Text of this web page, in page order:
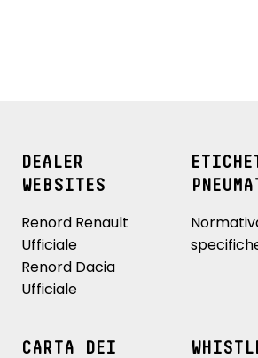
DEALER
WEBSITES
Renord Renault
Ufficiale
Renord Dacia
Ufficiale
CARTA DEI